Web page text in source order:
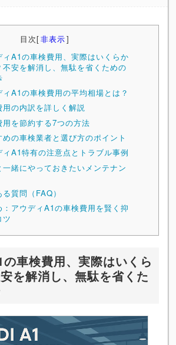
目次[非表示]
ィA1の車検費用、実際はいくらか
不安を解消し、無駄を省くための
ィA1の車検費用の平均相場とは？
用の内訳を詳しく解説
用を節約する7つの方法
めの車検業者と選び方のポイント
ィA1特有の注意点とトラブル事例
一緒にやっておきたいメンテナン
質問（FAQ）
：アウディA1の車検費用を賢く抑
ツ
車検費用、実際はいくら
を解消し、無駄を省くた